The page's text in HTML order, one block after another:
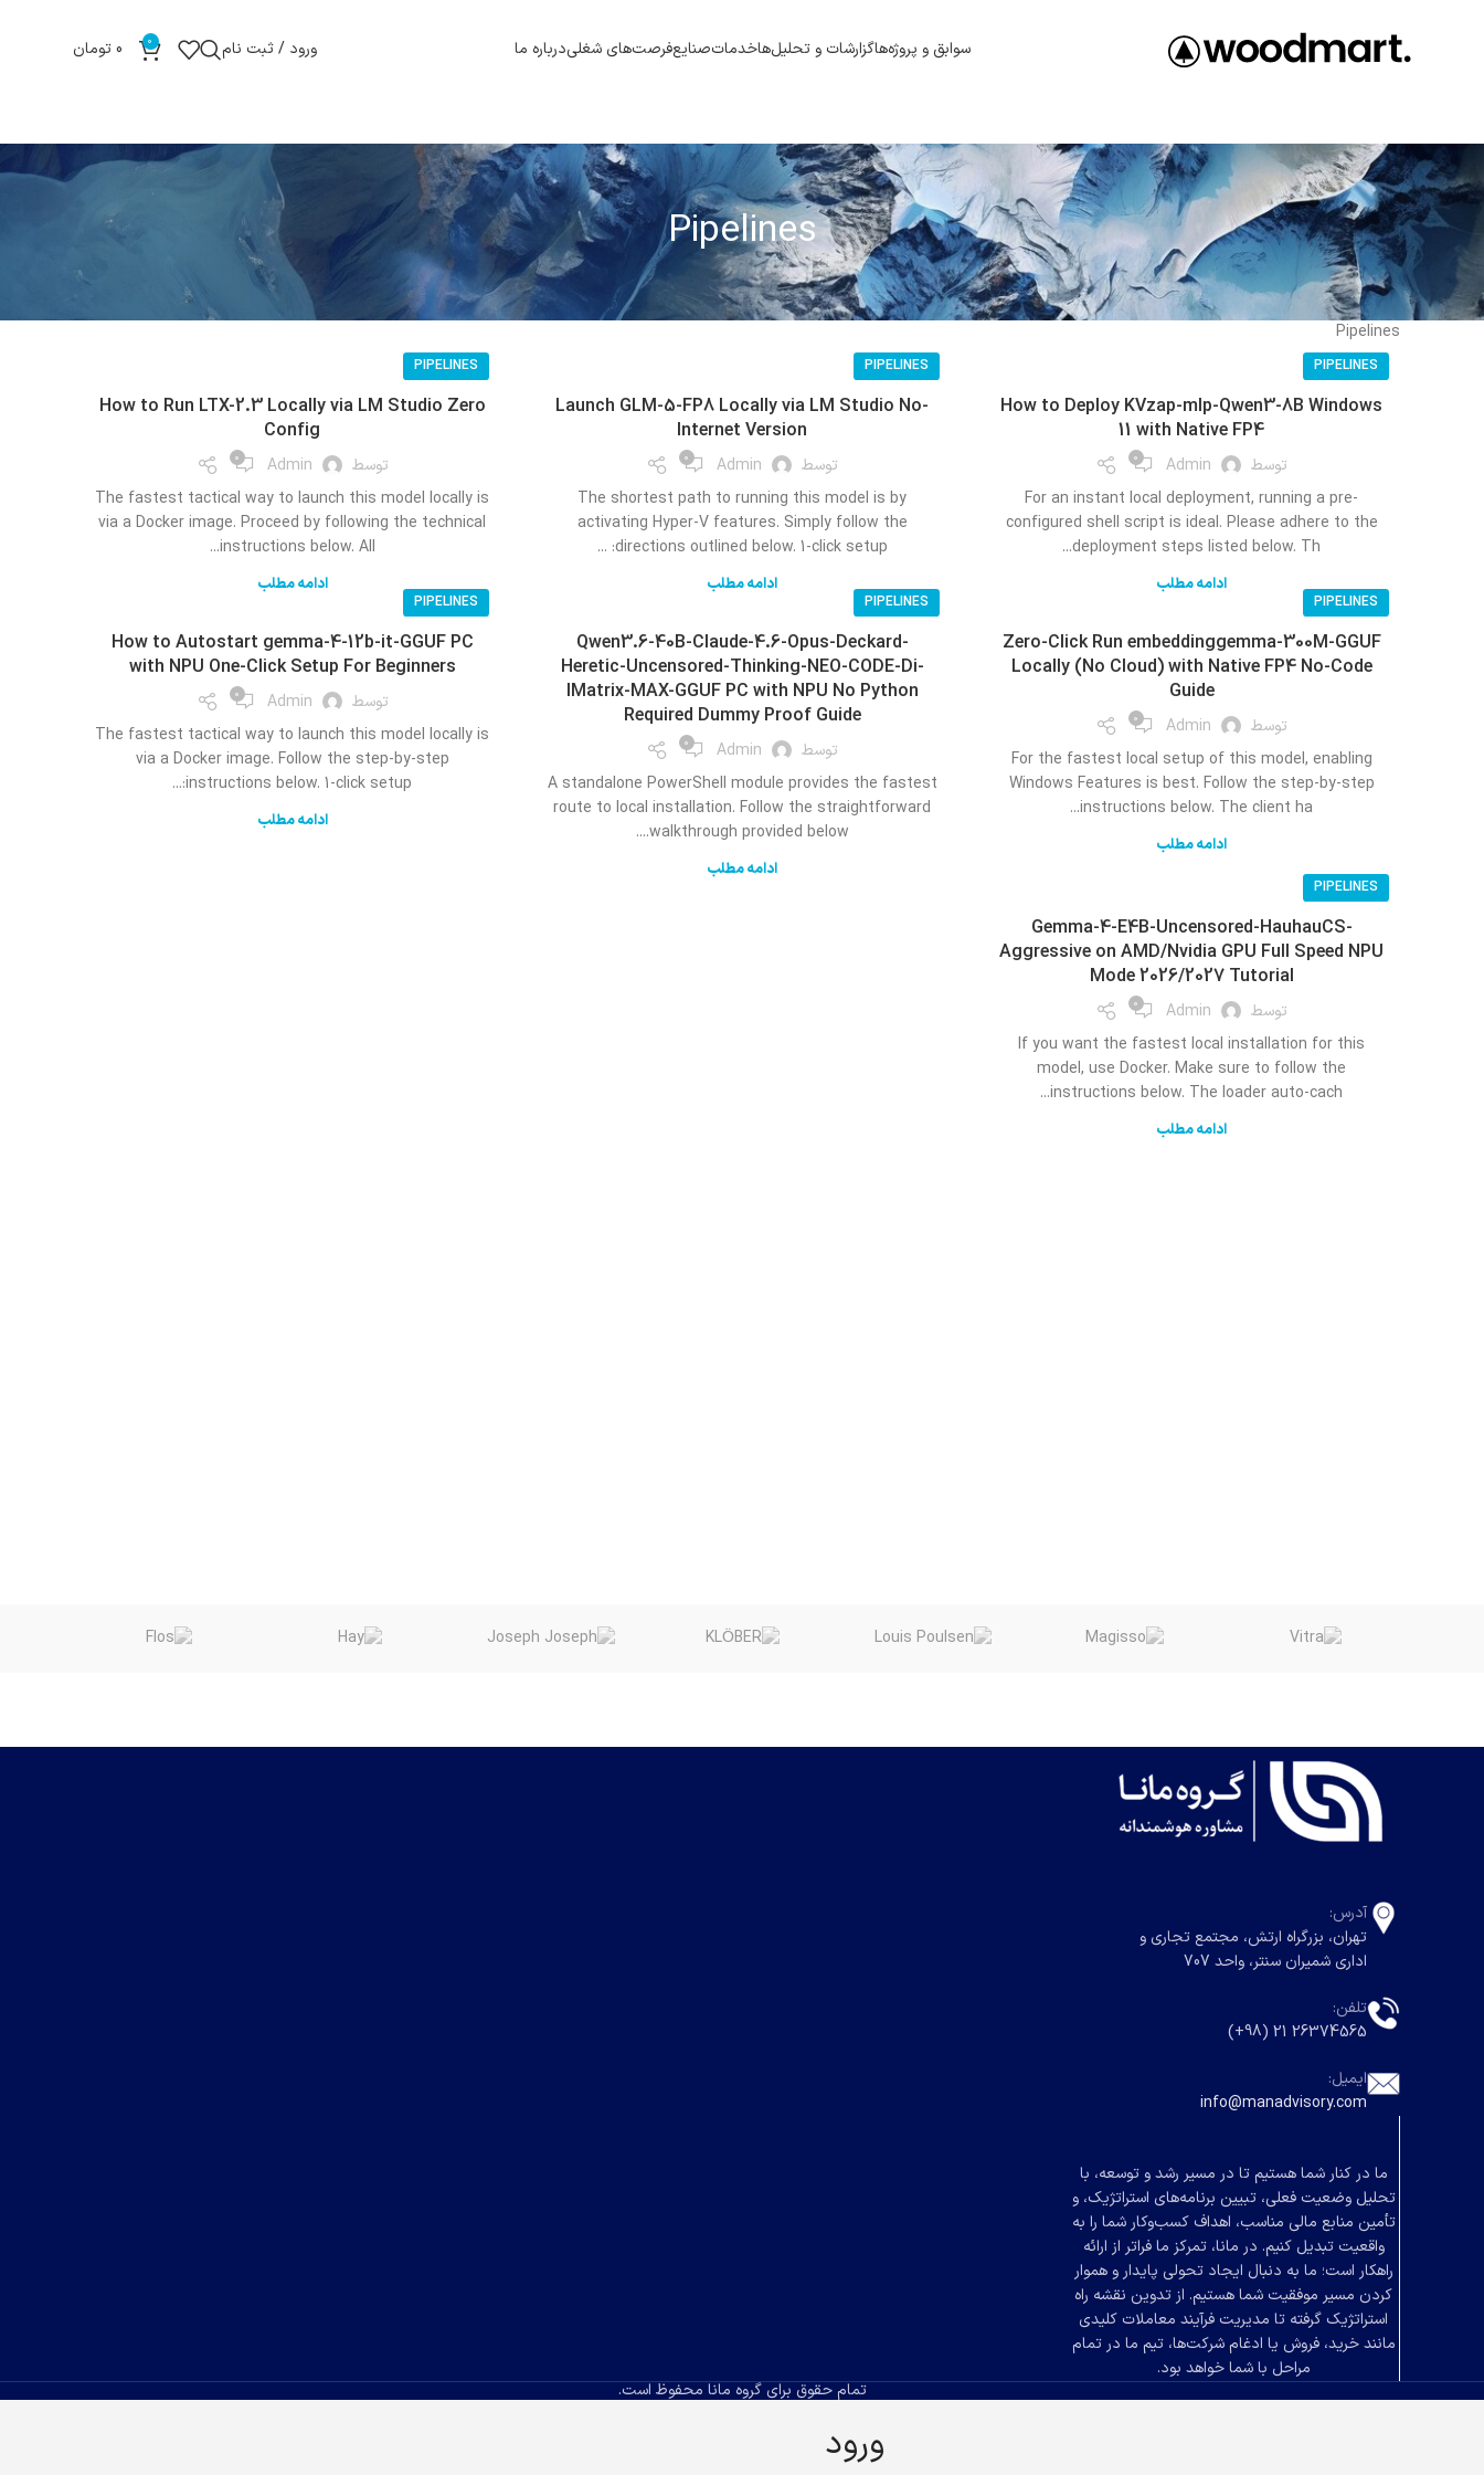
سوابق و پروژه‌هاگزارشات و تحلیل‌هاخدماتصنایعفرصت‌های شغلیدرباره ما ورود / ثبت نام 0
0تومان
Pipelines
Pipelines
PIPELINES
How to Deploy KVzap-mlp-Qwen3-8B Windows
11 with Native FP4
توسط Admin
0
For an instant local deployment, running a pre-
configured shell script is ideal. Please adhere to the
deployment steps listed below. Th...
ادامه مطلب
PIPELINES
Launch GLM-5-FP8 Locally via LM Studio No-
Internet Version
توسط Admin
0
The shortest path to running this model is by
activating Hyper-V features. Simply follow the
directions outlined below. 1-click setup: ...
ادامه مطلب
PIPELINES
How to Run LTX-2.3 Locally via LM Studio Zero
Config
توسط Admin
0
The fastest tactical way to launch this model locally is
via a Docker image. Proceed by following the technical
instructions below. All...
ادامه مطلب
PIPELINES
Zero-Click Run embeddinggemma-300M-GGUF
Locally (No Cloud) with Native FP4 No-Code
Guide
توسط Admin
0
For the fastest local setup of this model, enabling
Windows Features is best. Follow the step-by-step
instructions below. The client ha...
ادامه مطلب
PIPELINES
Qwen3.6-40B-Claude-4.6-Opus-Deckard-
Heretic-Uncensored-Thinking-NEO-CODE-Di-
IMatrix-MAX-GGUF PC with NPU No Python
Required Dummy Proof Guide
توسط Admin
0
A standalone PowerShell module provides the fastest
route to local installation. Follow the straightforward
walkthrough provided below....
ادامه مطلب
PIPELINES
How to Autostart gemma-4-12b-it-GGUF PC
with NPU One-Click Setup For Beginners
توسط Admin
0
The fastest tactical way to launch this model locally is
via a Docker image. Follow the step-by-step
instructions below. 1-click setup:...
ادامه مطلب
PIPELINES
Gemma-4-E4B-Uncensored-HauhauCS-
Aggressive on AMD/Nvidia GPU Full Speed NPU
Mode 2026/2027 Tutorial
توسط Admin
0
If you want the fastest local installation for this
model, use Docker. Make sure to follow the
instructions below. The loader auto-cach...
ادامه مطلب
آدرس:
تهران، بزرگراه ارتش، مجتمع تجاری و
اداری شمیران سنتر، واحد 707
تلفن:
26374565 21 (98+)
ایمیل:
info@manadvisory.com
ما در کنار شما هستیم تا در مسیر رشد و توسعه، با
تحلیل وضعیت فعلی، تبیین برنامه‌های استراتژیک، و
تأمین منابع مالی مناسب، اهداف کسب‌وکار شما را به
واقعیت تبدیل کنیم. در مانا، تمرکز ما فراتر از ارائه
راهکار است؛ ما به دنبال ایجاد تحولی پایدار و هموار
کردن مسیر موفقیت شما هستیم. از تدوین نقشه راه
استراتژیک گرفته تا مدیریت فرآیند معاملات کلیدی
مانند خرید، فروش یا ادغام شرکت‌ها، تیم ما در تمام
مراحل با شما خواهد بود.
تمام حقوق برای گروه مانا محفوظ است.
ورود